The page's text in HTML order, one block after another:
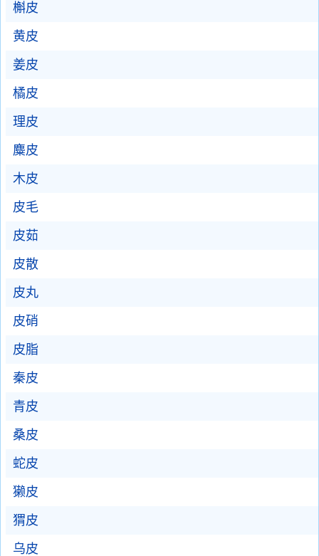
槲皮
黄皮
姜皮
橘皮
理皮
麋皮
木皮
皮毛
皮茹
皮散
皮丸
皮硝
皮脂
秦皮
青皮
桑皮
蛇皮
獭皮
猬皮
乌皮